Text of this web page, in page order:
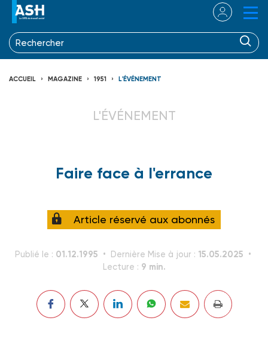
ACCUEIL MAGAZINE 1951 L'ÉVÉNEMENT
L'ÉVÉNEMENT
Faire face à l'errance
Article réservé aux abonnés
Publié le : 01.12.1995 Dernière Mise à jour : 15.05.2025
Lecture : 9 min.